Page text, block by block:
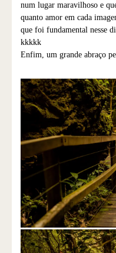
num lugar maravilhoso e
quanto amor em cada
que foi fundamental nesse
kkkkk
Enfim, um grande abraço